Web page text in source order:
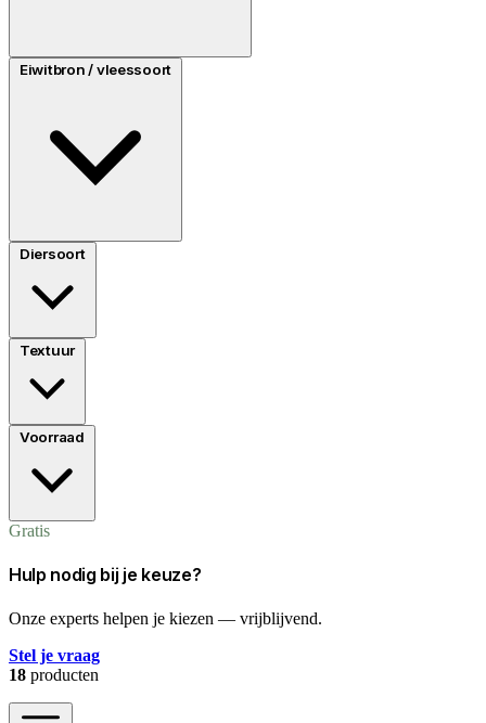
Eiwitbron / vleessoort
Diersoort
Textuur
Voorraad
Gratis
Hulp nodig bij je keuze?
Onze experts helpen je kiezen — vrijblijvend.
Stel je vraag
18 producten